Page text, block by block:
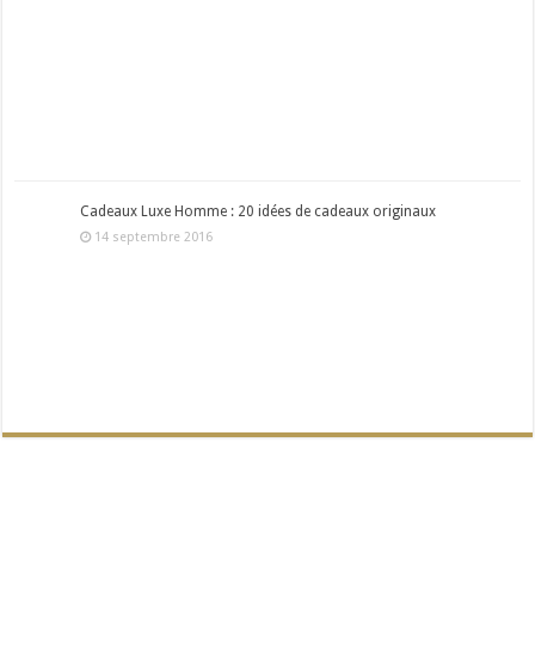
Cadeaux Luxe Homme : 20 idées de cadeaux originaux
14 septembre 2016